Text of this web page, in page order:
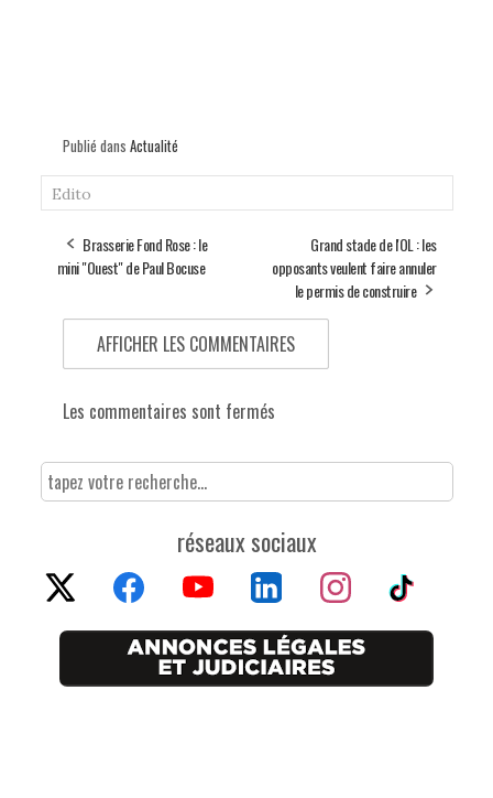
Publié dans Actualité
Edito
Brasserie Fond Rose : le
mini "Ouest" de Paul Bocuse
Grand stade de l'OL : les
opposants veulent faire annuler
le permis de construire
AFFICHER LES COMMENTAIRES
Les commentaires sont fermés
réseaux sociaux